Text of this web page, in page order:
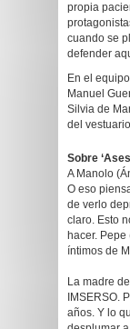
propia
cuando se
defender
En el
Manuel
Silvia de
del
Sobre
A Manolo
O eso
de verlo
claro. Esto
hacer.
íntimos de
La madre
IMSERSO.
años. Y lo